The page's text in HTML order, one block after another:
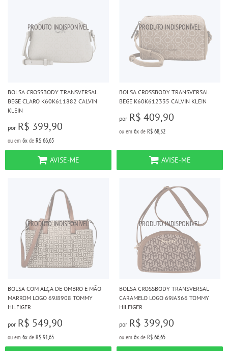
BOLSA CROSSBODY TRANSVERSAL
BEGE CLARO K60K611882 CALVIN
KLEIN
por R$ 399,90
ou em 6x de R$ 66,65
AVISE-ME
BOLSA CROSSBODY TRANSVERSAL
BEGE K60K612335 CALVIN KLEIN
por R$ 409,90
ou em 6x de R$ 68,32
AVISE-ME
BOLSA COM ALÇA DE OMBRO E MÃO
MARROM LOGO 69J8908 TOMMY
HILFIGER
por R$ 549,90
ou em 6x de R$ 91,65
BOLSA CROSSBODY TRANSVERSAL
CARAMELO LOGO 69JA366 TOMMY
HILFIGER
por R$ 399,90
ou em 6x de R$ 66,65